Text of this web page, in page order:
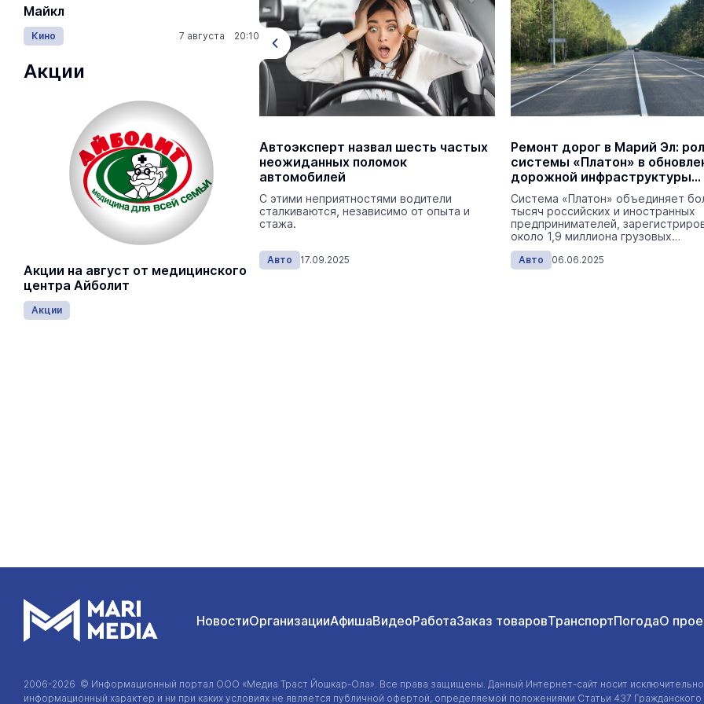
Майкл
Кино 7 августа 20:10
Лида / Lida
Концерты 26 августа 19:00
На ощупь.
лабиринту
Город
Акции
Акции на август от медицинского
центра Айболит
Акции
Поддельные полисы, фиктивные
ДТП и опасные договоры цессии:
какие проблемы решают в Марий
Огромные потери и страховщики, и
автомобилисты Марий Эл несут из-за
действий недобросовестных аварийных
комиссаров и автоюристов.
Автоэксперт назвал шесть частых
неожиданных поломок
автомобилей
С этими неприятностями водители
сталкиваются, независимо от опыта и
стажа.
Авто 17.09.2025
Ремонт дорог в Марий Эл:
системы «Платон» в
дорожной инфраструктуры
региона
Система «Платон» объединяет
тысяч российских и иностранных
предпринимателей,
около 1,9 миллиона грузовых
автомобилей.
Авто 06.06.2025
В Йошкар-Оле в
Царевококшайском Кремле
проходит военно-спортивное
многоборье
Армия Сегодня
НовостиОрганизацииАфишаВидеоРаботаЗаказ товаровТранспортПогодаО
2006-2026 © Информационный портал ООО «Медиа Траст Йошкар-Ола». Все права защищены. Данный Интернет-сайт носит исключительно
информационный характер и ни при каких условиях не является публичной офертой, определяемой положениями Статьи 437 Гражданского